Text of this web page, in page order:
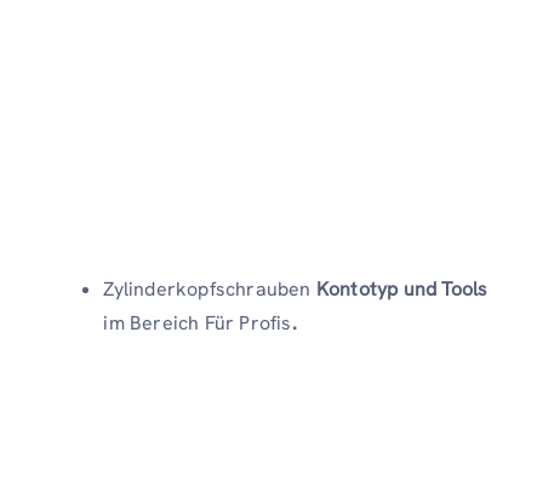
Zylinderkopfschrauben Kontotyp und Tools
im Bereich Für Profis.